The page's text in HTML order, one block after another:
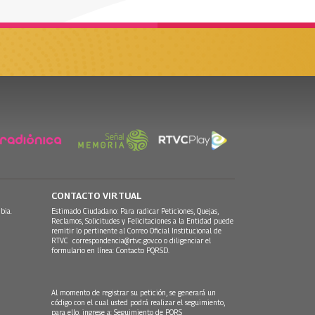
CONTACTO VIRTUAL
Estimado Ciudadano: Para radicar Peticiones, Quejas,
Reclamos, Solicitudes y Felicitaciones a la Entidad puede
remitir lo pertinente al Correo Oficial Institucional de
RTVC correspondencia@rtvc.gov.co o diligenciar el
formulario en línea: Contacto PQRSD.
Al momento de registrar su petición, se generará un
código con el cual usted podrá realizar el seguimiento,
para ello, ingrese a: Seguimiento de PQRS